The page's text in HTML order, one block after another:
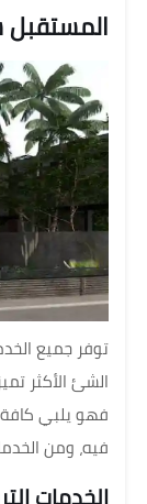
توفر جميع
الشئ الأكثر
فهو يلبي كافة
فيه، ومن
الخدمات